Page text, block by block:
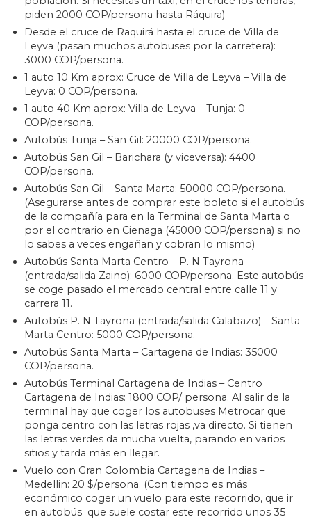
piden 2000 COP/persona hasta Ráquira)
Desde el cruce de Raquirá hasta el cruce de Villa de
Leyva (pasan muchos autobuses por la carretera):
3000 COP/persona.
1 auto 10 Km aprox: Cruce de Villa de Leyva – Villa de
Leyva: 0 COP/persona.
1 auto 40 Km aprox: Villa de Leyva – Tunja: 0
COP/persona.
Autobús Tunja – San Gil: 20000 COP/persona.
Autobús San Gil – Barichara (y viceversa): 4400
COP/persona.
Autobús San Gil – Santa Marta: 50000 COP/persona.
(Asegurarse antes de comprar este boleto si el autobús
de la compañía para en la Terminal de Santa Marta o
por el contrario en Cienaga (45000 COP/persona) si no
lo sabes a veces engañan y cobran lo mismo)
Autobús Santa Marta Centro – P. N Tayrona
(entrada/salida Zaino): 6000 COP/persona. Este autobús
se coge pasado el mercado central entre calle 11 y
carrera 11.
Autobús P. N Tayrona (entrada/salida Calabazo) – Santa
Marta Centro: 5000 COP/persona.
Autobús Santa Marta – Cartagena de Indias: 35000
COP/persona.
Autobús Terminal Cartagena de Indias – Centro
Cartagena de Indias: 1800 COP/ persona. Al salir de la
terminal hay que coger los autobuses Metrocar que
ponga centro con las letras rojas ,va directo. Si tienen
las letras verdes da mucha vuelta, parando en varios
sitios y tarda más en llegar.
Vuelo con Gran Colombia Cartagena de Indias –
Medellin: 20 $/persona. (Con tiempo es más
económico coger un vuelo para este recorrido, que ir
en autobús que suele costar este recorrido unos 35